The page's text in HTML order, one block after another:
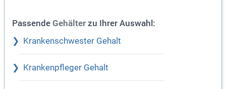
Passende Gehälter zu Ihrer Auswahl:
Krankenschwester Gehalt
Krankenpfleger Gehalt